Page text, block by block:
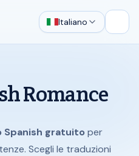
Italiano
Romance
Spanish gratuito per
Scegli le traduzioni